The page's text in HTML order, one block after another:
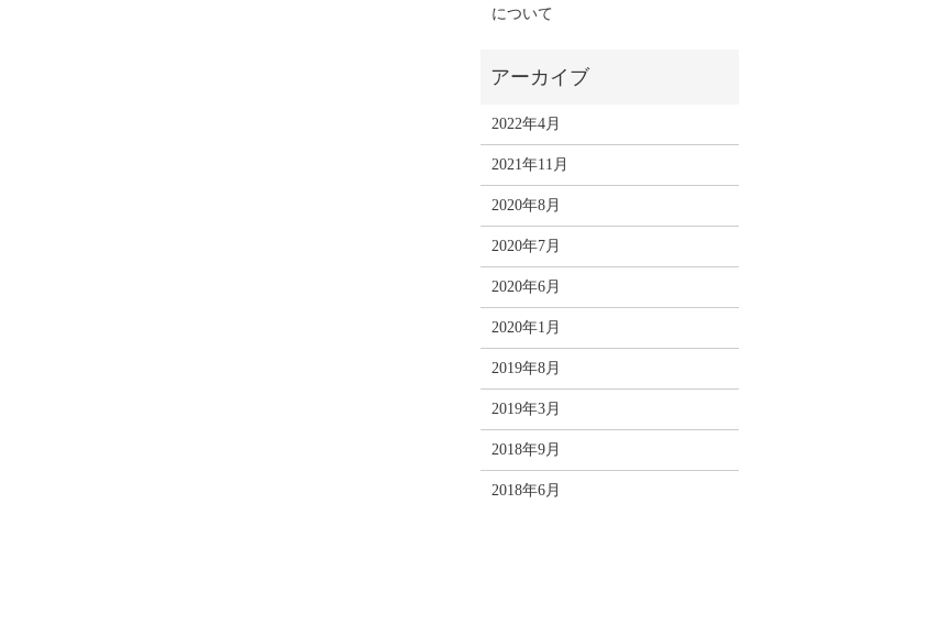
について
2022年4月
2021年11月
2020年8月
2020年7月
2020年6月
2020年1月
2019年8月
2019年3月
2018年9月
2018年6月